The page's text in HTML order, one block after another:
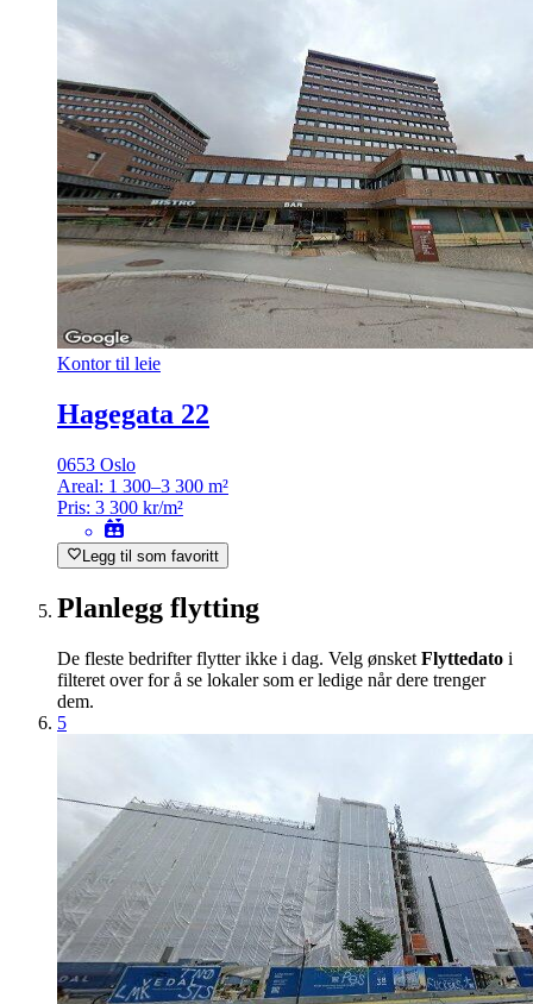
Kontor til leie
Hagegata 22
0653 Oslo
Areal: 1 300–3 300 m²
Pris: 3 300 kr/m²
Legg til som favoritt
Planlegg flytting
De fleste bedrifter flytter ikke i dag. Velg ønsket Flyttedato i
filteret over for å se lokaler som er ledige når dere trenger
dem.
5